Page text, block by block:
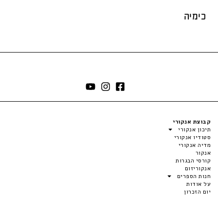
כימיה
קבוצת אנקורי
תיכון אנקורי
סטודיו אנקורי
מדיה אנקורי
אנקור
קורסי הבגרות
אנקוריזום
חנות הספרים
על אודות
יום הזכרון